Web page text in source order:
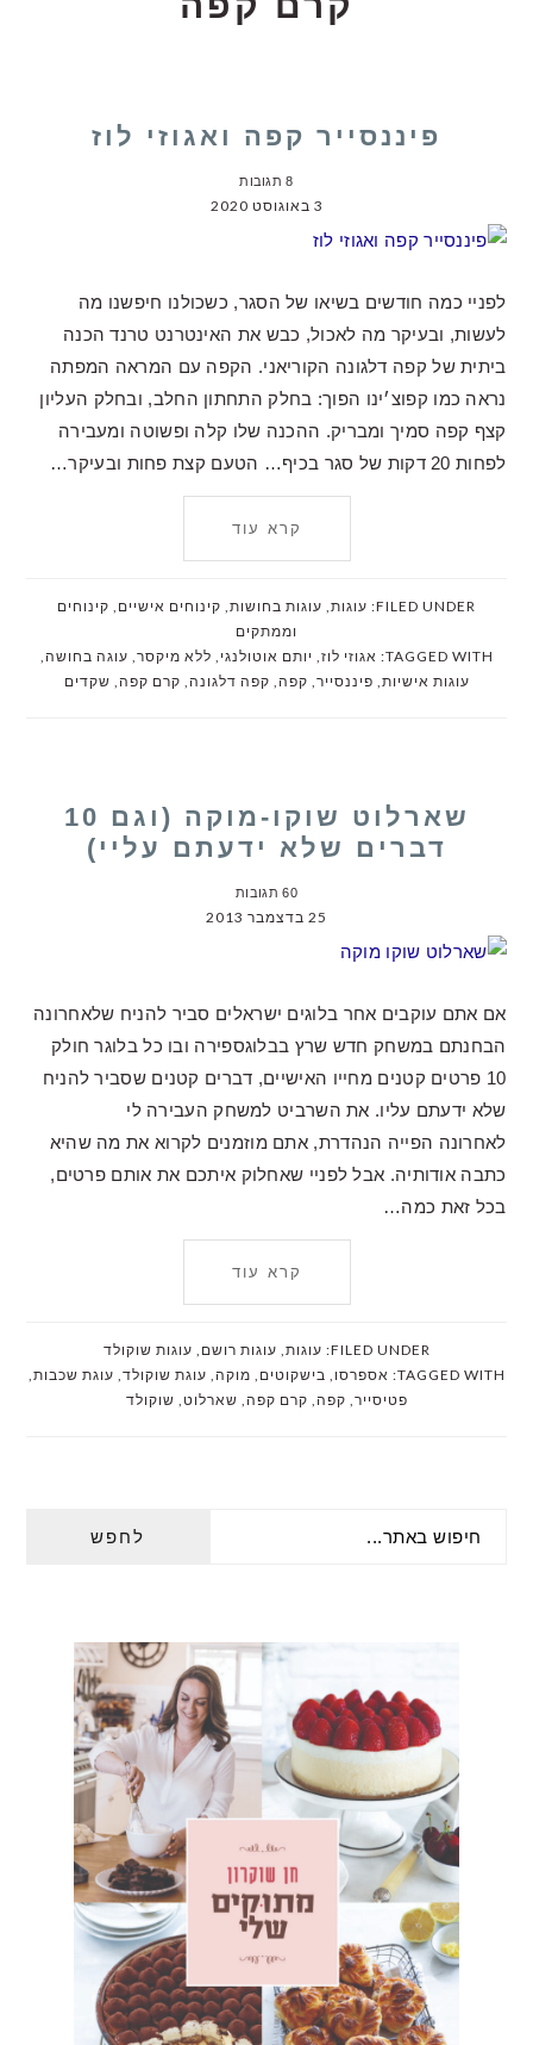
פיננסייר קפה ואגוזי לוז
8 תגובות
3 באוגוסט 2020
לפניי כמה חודשים בשיאו של הסגר, כשכולנו חיפשנו מה
לעשות, ובעיקר מה לאכול, כבש את האינטרנט טרנד הכנה
ביתית של קפה דלגונה הקוריאני. הקפה עם המראה המפתה
נראה כמו קפוצ׳ינו הפוך: בחלק התחתון החלב, ובחלק העליון
קצף קפה סמיך ומבריק. ההכנה שלו קלה ופשוטה ומעבירה
לפחות 20 דקות של סגר בכיף… הטעם קצת פחות ובעיקר…
קרא עוד
FILED UNDER: עוגות, עוגות בחושות, קינוחים אישיים , קינוחים
וממתקים
TAGGED WITH: אגוזי לוז, יותם אוטולנגי , ללא מיקסר, עוגה בחושה,
עוגות אישיות, פיננסייר, קפה, קפה דלגונה, קרם קפה, שקדים
שארלוט שוקו-מוקה (וגם 10
דברים שלא ידעתם עליי)
60 תגובות
25 בדצמבר 2013
אם אתם עוקבים אחר בלוגים ישראלים סביר להניח שלאחרונה
הבחנתם במשחק חדש שרץ בבלוגספירה ובו כל בלוגר חולק
10 פרטים קטנים מחייו האישיים, דברים קטנים שסביר להניח
שלא ידעתם עליו. את השרביט למשחק העבירה לי
לאחרונה הפייה הנהדרת, אתם מוזמנים לקרוא את מה שהיא
כתבה אודותיה. אבל לפניי שאחלוק איתכם את אותם פרטים,
בכל זאת כמה…
קרא עוד
FILED UNDER: עוגות, עוגות רושם , עוגות שוקולד
TAGGED WITH: אספרסו , בישקוטים , מוקה, עוגת שוקולד, עוגת שכבות,
פטיסייר, קפה, קרם קפה, שארלוט , שוקולד
SIDEBAR